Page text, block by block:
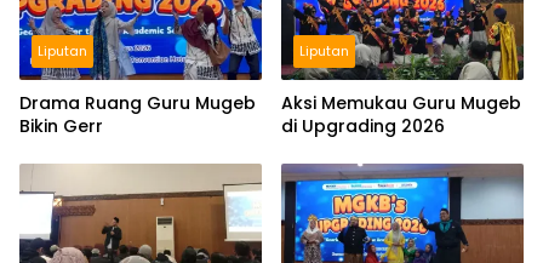
Liputan
Drama Ruang Guru Mugeb
Bikin Gerr
Liputan
Aksi Memukau Guru Mugeb
di Upgrading 2026